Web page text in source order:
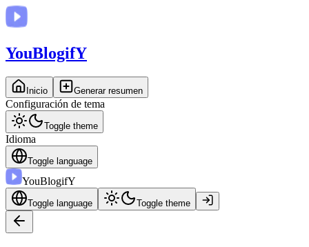
YouBlogifY
Inicio Generar resumen
Configuración de tema
Toggle theme
Idioma
Toggle language
YouBlogifY
Toggle language Toggle theme